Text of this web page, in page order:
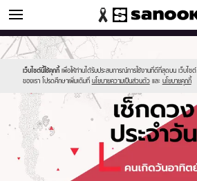
ดูดวง
เว็บไซต์นี้ใช้คุกกี้ เพื่อให้ท่านได้รับประสบการณ์การใช้งานที่ดีที่สุดบน เว็บไซต์
ของเรา โปรดศึกษาเพิ่มเติมที่ นโยบายความเป็นส่วนตัว และ นโยบายคุกกี้
Sanook
//s.isanook.com/sr/0/images/logo-
new-
sanook.png
600
60
//s.isanook.com/ho/0/ud/fxd/day/daily-
horoscope-
sunday.jpg